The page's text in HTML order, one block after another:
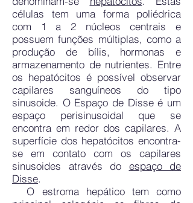
células tem uma forma poliédrica
com 1 a 2 núcleos centrais e
possuem funções múltiplas, como a
produção de bílis, hormonas e
armazenamento de nutrientes. Entre
os hepatócitos é possível observar
capilares sanguíneos do tipo
sinusoide. O Espaço de Disse é um
espaço perisinusoidal que se
encontra em redor dos capilares. A
superfície dos hepatócitos encontra-
se em contato com os capilares
sinusoides através do espaço de
Disse.
O estroma hepático tem como